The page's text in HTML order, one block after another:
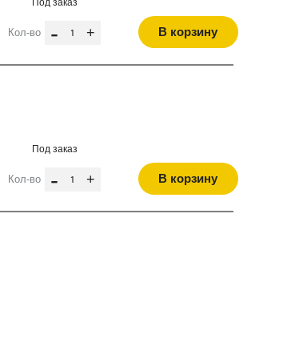
Под заказ
Кол-во - + В корзину
Под заказ
Кол-во - + В корзину